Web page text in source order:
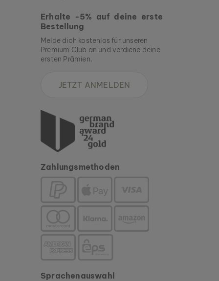
Erhalte -5% auf deine erste
Bestellung
Melde dich kostenlos für unseren
Premium Club an und verdiene deine
ersten Prämien.
JETZT ANMELDEN
Zahlungsmethoden
Sprachenauswahl